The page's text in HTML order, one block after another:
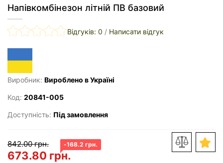
Напівкомбінезон літній ПВ базовий
Відгуків: 0 / Написати відгук
Виробник: Вироблено в Україні
Код: 20841-005
Доступність: Під замовлення
842.00 грн.
673.80 грн.
-168.2 грн.